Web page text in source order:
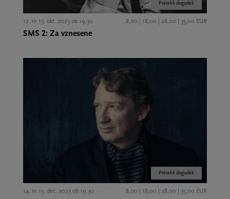
Pretekli dogodek
12. in 13. okt. 2023 ob 19.30 8,00 | 18,00 | 28,00 | 35,00 EUR
SMS 2: Za vznesene
Pretekli dogodek
14. in 15. dec. 2023 ob 19.30 8,00 | 18,00 | 28,00 | 35,00 EUR